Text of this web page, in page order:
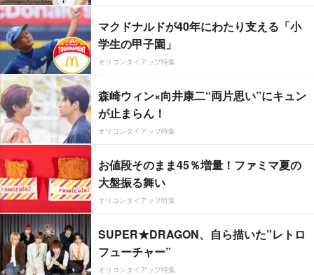
マクドナルドが40年にわたり支える「小
学生の甲子園」
オリコンタイアップ特集
森崎ウィン×向井康二“両片思い”にキュン
が止まらん！
オリコンタイアップ特集
お値段そのまま45％増量！ファミマ夏の
大盤振る舞い
オリコンタイアップ特集
SUPER★DRAGON、自ら描いた”レトロ
フューチャー”
オリコンタイアップ特集